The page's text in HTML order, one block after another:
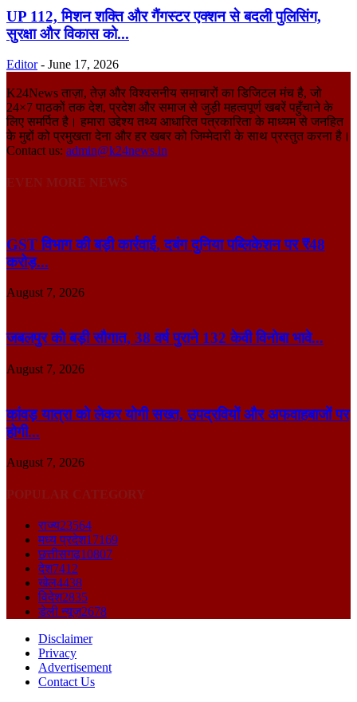
UP 112, मिशन शक्ति और गैंगस्टर एक्शन से बदली पुलिसिंग,
सुरक्षा और विकास को...
Editor - June 17, 2026
K24News ताज़ा, तेज़ और विश्वसनीय समाचारों का डिजिटल मंच है, जो
24×7 पाठकों तक देश, प्रदेश और समाज से जुड़ी महत्वपूर्ण खबरें पहुँचाने के
लिए समर्पित है। हमारा उद्देश्य तथ्य आधारित पत्रकारिता के माध्यम से जनहित
के मुद्दों को प्रमुखता देना और हर खबर को जिम्मेदारी के साथ प्रस्तुत करना है।
Contact us: admin@k24news.in
GST विभाग की बड़ी कार्रवाई, दबंग दुनिया पब्लिकेशन पर ₹48
करोड़...
August 7, 2026
जबलपुर को बड़ी सौगात, 38 वर्ष पुराने 132 केवी विनोबा भावे...
August 7, 2026
कांवड़ यात्रा को लेकर योगी सख्त, उपद्रवियों और अफवाहबाजों पर
होगी...
August 7, 2026
राज्य23564
मध्य प्रदेश17169
छत्तीसगढ़10807
देश7412
खेल4438
विदेश2835
डेली न्यूज़2678
Disclaimer
Privacy
Advertisement
Contact Us